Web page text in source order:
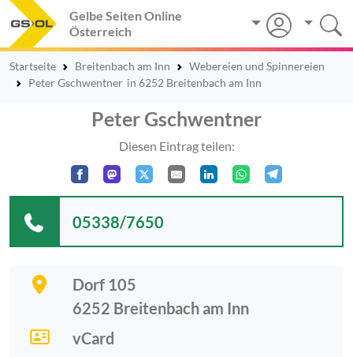
Gelbe Seiten Online
Österreich
Startseite Breitenbach am Inn
Webereien und Spinnereien
Peter Gschwentner in 6252 Breitenbach am Inn
Peter Gschwentner
Diesen Eintrag teilen:
Dorf 105
6252 Breitenbach am Inn
vCard
05338/7650